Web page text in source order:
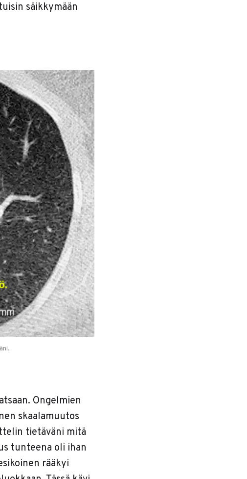
säikkymään
Ongelmien
skaalamuutos
tietäväni mitä
tunteena oli ihan
rääkyi